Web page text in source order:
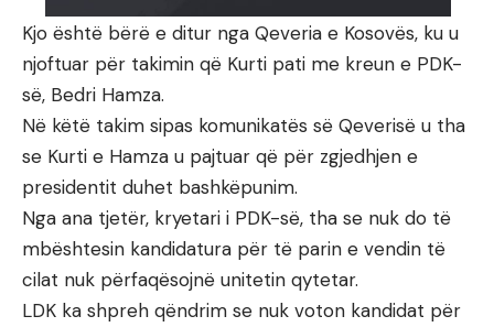
Kjo është bërë e ditur nga Qeveria e Kosovës, ku u
njoftuar për takimin që Kurti pati me kreun e PDK-
së, Bedri Hamza.
Në këtë takim sipas komunikatës së Qeverisë u tha
se Kurti e Hamza u pajtuar që për zgjedhjen e
presidentit duhet bashkëpunim.
Nga ana tjetër, kryetari i PDK-së, tha se nuk do të
mbështesin kandidatura për të parin e vendin të
cilat nuk përfaqësojnë unitetin qytetar.
LDK ka shpreh qëndrim se nuk voton kandidat për